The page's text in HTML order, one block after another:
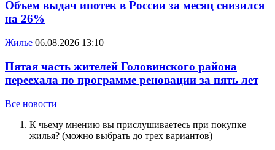
Объем выдач ипотек в России за месяц снизился
на 26%
Жилье 06.08.2026 13:10
Пятая часть жителей Головинского района
переехала по программе реновации за пять лет
Все новости
К чьему мнению вы прислушиваетесь при покупке
жилья? (можно выбрать до трех вариантов)